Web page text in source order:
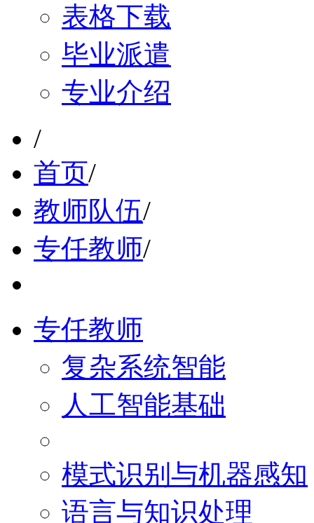
表格下载
毕业派遣
专业介绍
/
首页/
教师队伍/
专任教师/
专任教师
复杂系统智能
人工智能基础
模式识别与机器感知
语言与知识处理